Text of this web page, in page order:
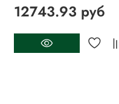
12743.93 руб